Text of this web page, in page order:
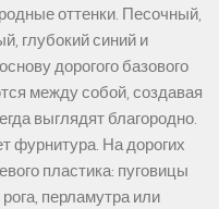
оттенки. Песочный,
глубокий синий и
дорогого базового
между собой, создавая
выглядят благородно.
На дорогих
пластика: пуговицы
перламутра или